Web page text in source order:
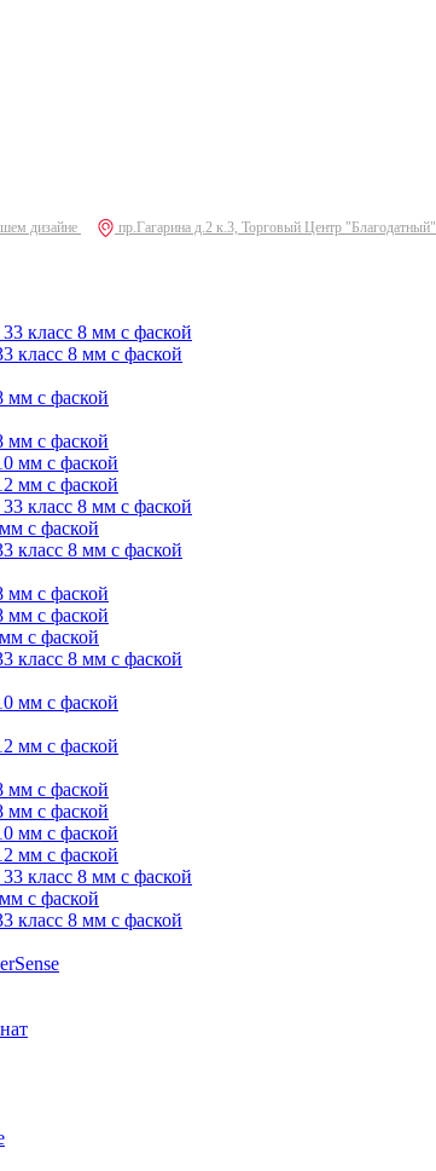
дизайне пр.Гагарина д.2 к.3, Торговый Центр "Благодатный"
класс 8 мм с фаской
класс 8 мм с фаской
мм с фаской
мм с фаской
мм с фаской
мм с фаской
класс 8 мм с фаской
с фаской
класс 8 мм с фаской
мм с фаской
мм с фаской
с фаской
класс 8 мм с фаской
мм с фаской
мм с фаской
мм с фаской
мм с фаской
мм с фаской
мм с фаской
класс 8 мм с фаской
с фаской
класс 8 мм с фаской